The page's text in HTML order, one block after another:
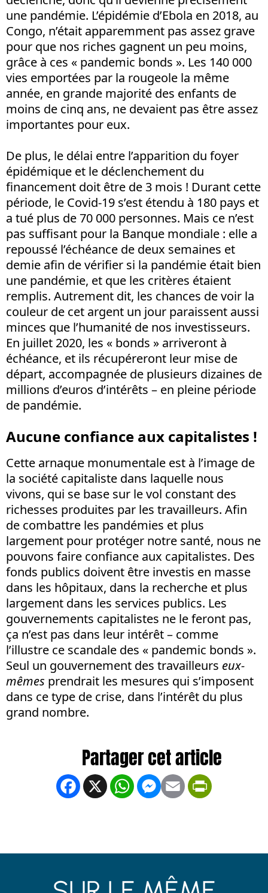
une pandémie. L’épidémie d’Ebola en 2018, au
Congo, n’était apparemment pas assez grave
pour que nos riches gagnent un peu moins,
grâce à ces « pandemic bonds ». Les 140 000
vies emportées par la rougeole la même
année, en grande majorité des enfants de
moins de cinq ans, ne devaient pas être assez
importantes pour eux.
De plus, le délai entre l’apparition du foyer
épidémique et le déclenchement du
financement doit être de 3 mois ! Durant cette
période, le Covid-19 s’est étendu à 180 pays et
a tué plus de 70 000 personnes. Mais ce n’est
pas suffisant pour la Banque mondiale : elle a
repoussé l’échéance de deux semaines et
demie afin de vérifier si la pandémie était bien
une pandémie, et que les critères étaient
remplis. Autrement dit, les chances de voir la
couleur de cet argent un jour paraissent aussi
minces que l’humanité de nos investisseurs.
En juillet 2020, les « bonds » arriveront à
échéance, et ils récupéreront leur mise de
départ, accompagnée de plusieurs dizaines de
millions d’euros d’intérêts – en pleine période
de pandémie.
Aucune confiance aux capitalistes !
Cette arnaque monumentale est à l’image de
la société capitaliste dans laquelle nous
vivons, qui se base sur le vol constant des
richesses produites par les travailleurs. Afin
de combattre les pandémies et plus
largement pour protéger notre santé, nous ne
pouvons faire confiance aux capitalistes. Des
fonds publics doivent être investis en masse
dans les hôpitaux, dans la recherche et plus
largement dans les services publics. Les
gouvernements capitalistes ne le feront pas,
ça n’est pas dans leur intérêt – comme
l’illustre ce scandale des « pandemic bonds ».
Seul un gouvernement des travailleurs eux-
mêmes prendrait les mesures qui s’imposent
dans ce type de crise, dans l’intérêt du plus
grand nombre.
Facebook
X WhatsApp
Messenger
Email